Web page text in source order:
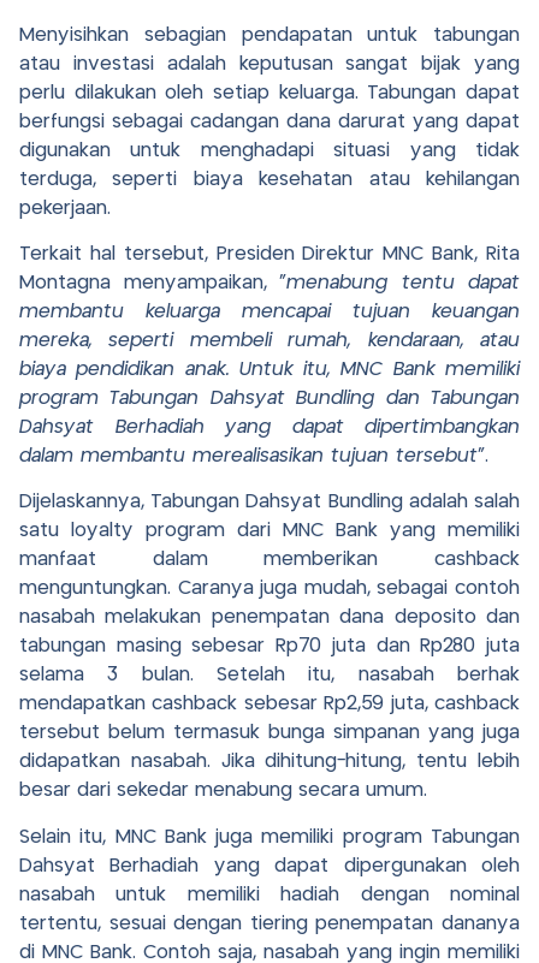
Menyisihkan sebagian pendapatan untuk tabungan
atau investasi adalah keputusan sangat bijak yang
perlu dilakukan oleh setiap keluarga. Tabungan dapat
berfungsi sebagai cadangan dana darurat yang dapat
digunakan untuk menghadapi situasi yang tidak
terduga, seperti biaya kesehatan atau kehilangan
pekerjaan.
Terkait hal tersebut, Presiden Direktur MNC Bank, Rita
Montagna menyampaikan, “menabung tentu dapat
membantu keluarga mencapai tujuan keuangan
mereka, seperti membeli rumah, kendaraan, atau
biaya pendidikan anak. Untuk itu, MNC Bank memiliki
program Tabungan Dahsyat Bundling dan Tabungan
Dahsyat Berhadiah yang dapat dipertimbangkan
dalam membantu merealisasikan tujuan tersebut”.
Dijelaskannya, Tabungan Dahsyat Bundling adalah salah
satu loyalty program dari MNC Bank yang memiliki
manfaat dalam memberikan cashback
menguntungkan. Caranya juga mudah, sebagai contoh
nasabah melakukan penempatan dana deposito dan
tabungan masing sebesar Rp70 juta dan Rp280 juta
selama 3 bulan. Setelah itu, nasabah berhak
mendapatkan cashback sebesar Rp2,59 juta, cashback
tersebut belum termasuk bunga simpanan yang juga
didapatkan nasabah. Jika dihitung-hitung, tentu lebih
besar dari sekedar menabung secara umum.
Selain itu, MNC Bank juga memiliki program Tabungan
Dahsyat Berhadiah yang dapat dipergunakan oleh
nasabah untuk memiliki hadiah dengan nominal
tertentu, sesuai dengan tiering penempatan dananya
di MNC Bank. Contoh saja, nasabah yang ingin memiliki